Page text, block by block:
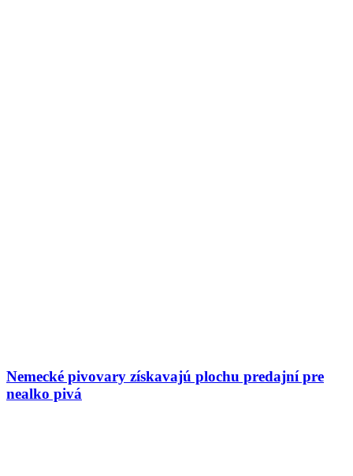
Nemecké pivovary získavajú plochu predajní pre
nealko pivá